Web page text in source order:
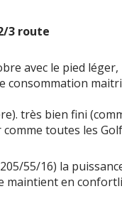
3 route
avec le pied
consommation
très bien fini
toutes les
55/16) la
maintient en